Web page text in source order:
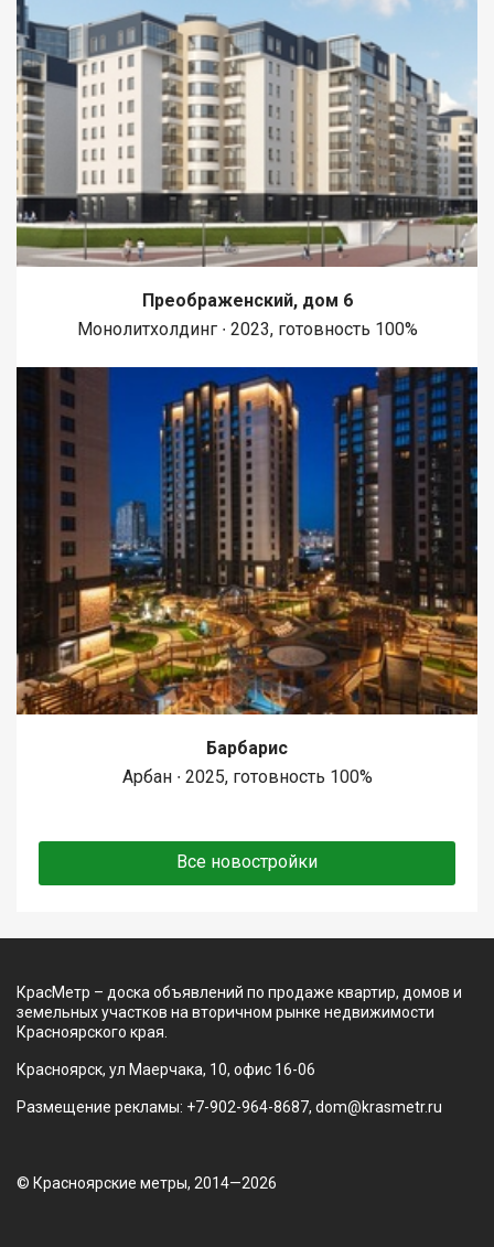
Преображенский, дом 6
Монолитхолдинг ∙ 2023, готовность 100%
Барбарис
Арбан ∙ 2025, готовность 100%
Все новостройки
КрасМетр – доска объявлений по продаже квартир, домов и
земельных участков на вторичном рынке недвижимости
Красноярского края.
Красноярск, ул Маерчака, 10, офис 16-06
Размещение рекламы: +7-902-964-8687, dom@krasmetr.ru
© Красноярские метры, 2014—2026